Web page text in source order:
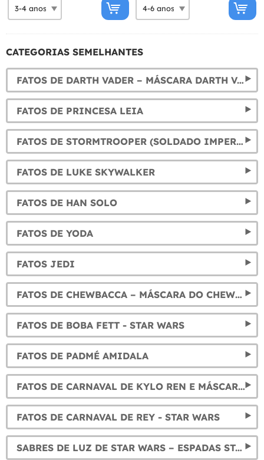
CATEGORIAS SEMELHANTES
FATOS DE DARTH VADER – MÁSCARA DARTH VADER
FATOS DE PRINCESA LEIA
FATOS DE STORMTROOPER (SOLDADO IMPERIAL)
FATOS DE LUKE SKYWALKER
FATOS DE HAN SOLO
FATOS DE YODA
FATOS JEDI
FATOS DE CHEWBACCA – MÁSCARA DO CHEWBACCA
FATOS DE BOBA FETT - STAR WARS
FATOS DE PADMÉ AMIDALA
FATOS DE CARNAVAL DE KYLO REN E MÁSCARAS
FATOS DE CARNAVAL DE REY - STAR WARS
SABRES DE LUZ DE STAR WARS – ESPADAS STAR WARS DE TODOS OS PERSONAGENS